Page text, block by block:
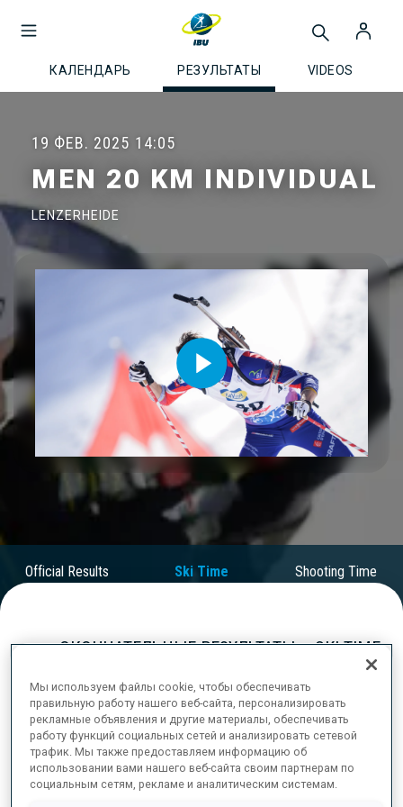
КАЛЕНДАРЬ РЕЗУЛЬТАТЫ VIDEOS
19 ФЕВ. 2025 14:05
MEN 20 KM INDIVIDUAL
LENZERHEIDE
Play
Video
Official Results Ski Time Shooting Time
ОКОНЧАТЕЛЬНЫЕ РЕЗУЛЬТАТЫ – SKI TIME
1 40 E. PERROT
FRA
Мы используем файлы cookie, чтобы обеспечивать
правильную работу нашего веб-сайта, персонализировать
рекламные объявления и другие материалы, обеспечивать
работу функций социальных сетей и анализировать сетевой
трафик. Мы также предоставляем информацию об
использовании вами нашего веб-сайта своим партнерам по
социальным сетям, рекламе и аналитическим системам.